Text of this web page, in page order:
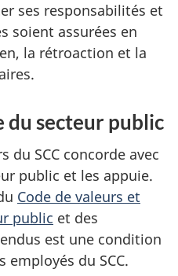
ses responsabilités et
soient assurées en
la rétroaction et la
du secteur public
du SCC concorde avec
public et les appuie.
Code de valeurs et
public et des
est une condition
employés du SCC.